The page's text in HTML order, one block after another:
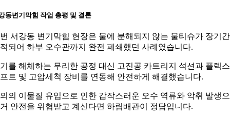
동변기막힘 작업 총평 및 결론
서강동 변기막힘 현장은 물에 분해되지 않는 물티슈가 장기간
되어 하부 오수관까지 완전 폐쇄했던 사례였습니다.
를 해체하는 무리한 공정 대신 고진공 카트리지 석션과 플렉스
트 및 고압세척 장비를 연동해 안전하게 해결했습니다.
의 이물질 유입으로 인한 갑작스러운 오수 역류와 악취 발생
안전을 위협받고 계신다면 하림배관이 정답입니다.